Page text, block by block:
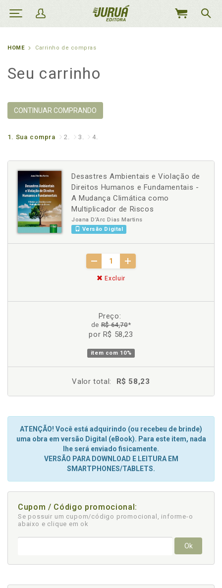
MEU
HOME Carrinho de compras
Seu carrinho
CONTINUAR COMPRANDO
1. Sua compra 2. 3. 4.
Desastres Ambientais e Violação de
Direitos Humanos e Fundamentais -
A Mudança Climática como
Multiplicador de Riscos
Joana D’Arc Dias Martins
Versão Digital
Excluir
Preço:
deR$ 64,70*
por R$ 58,23
item com 10%
Valor total: R$ 58,23
ATENÇÃO! Você está adquirindo (ou recebeu de brinde)
uma obra em versão Digital (eBook). Para este item, nada
lhe será enviado fisicamente.
VERSÃO PARA DOWNLOAD E LEITURA EM
SMARTPHONES/TABLETS.
Cupom / Código promocional:
Se possuir um cupom/código promocional, informe-o
abaixo e clique em ok
Ok